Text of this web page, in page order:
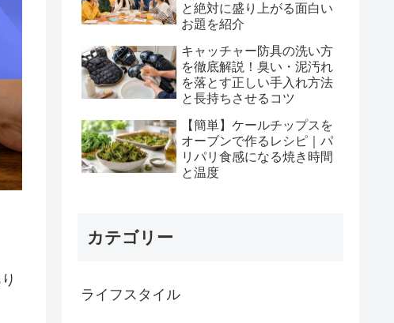
と絶対に盛り上がる面白い
お題を紹介
キャッチャー防具の洗い方
を徹底解説！臭い・泥汚れ
を落とす正しい手入れ方法
と長持ちさせるコツ
【簡単】ケールチップスを
オーブンで作るレシピ｜パ
リパリ食感になる焼き時間
と温度
カテゴリー
ライフスタイル